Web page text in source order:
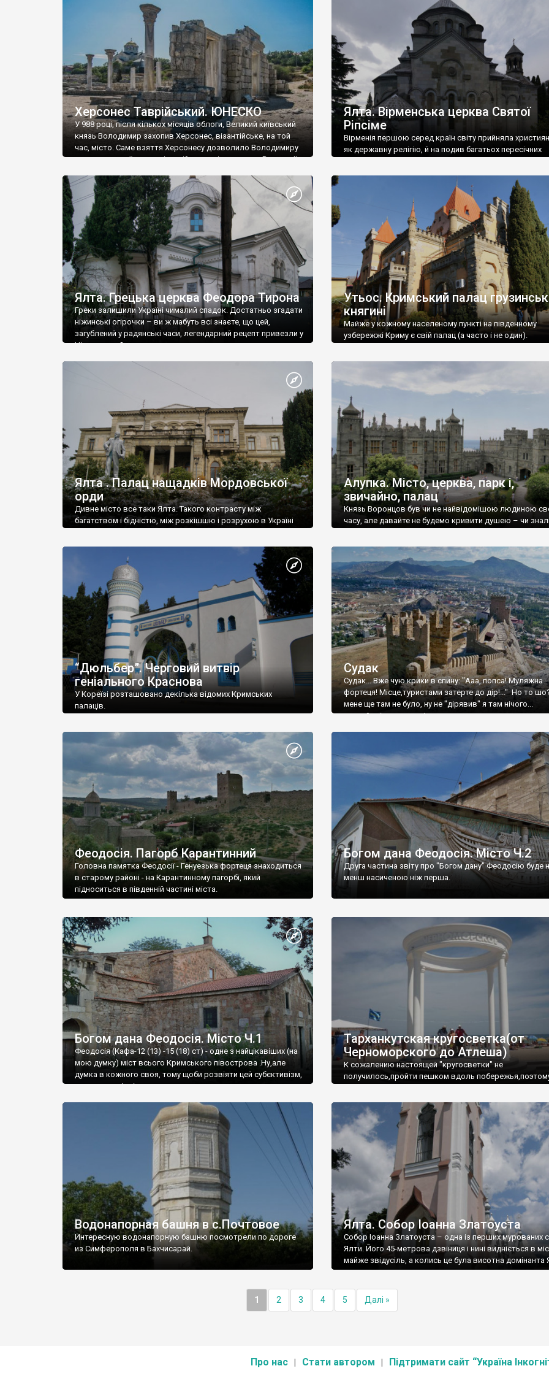
візантійської доби. Раритети викрадені з фондів об’єкту
культурної спадщини ЮНЕСКО «Херсонеса Таврійського».
Офіційно – на виставку «Золото Візантії», але експерти та
влада в Україні вважають це лише […]
називаються «повстяками» (postaki)…” “Вино. Крим
виробляє відмінне вино і його вдосталь: воно все
легке біле і дуже […]
Херсонес Таврійський. ЮНЕСКО
У 988 році, після кількох місяців облоги, Великий київський
князь Володимир захопив Херсонес, візантійське, на той
час, місто. Саме взяття Херсонесу дозволило Володимиру
диктувати свої умови візантійському імператору Василю ІІ,
Херсонесі Володимир-язичник, став Василем-
християнином. А потім було Хрещення Русі. На честь
Херсонесу Таврійського названо місто […]
Ялта. Вірменська церква Святої
Ріпсіме
Вірменія першою серед країн світу прийняла
як державну релігію, й на подив багатьох пересічних
Ялта. Грецька церква Феодора Тирона
Греки залишили Україні чималий спадок. Достатньо згадати
ніжинські огірочки – ви ж мабуть всі знаєте, що цей,
загублений у радянські часи, легендарний рецепт привезли у
Ніжин греки?
Утьос. Кримський палац
княгині
Майже у кожному населеному пункті на південному
узбережжі Криму є свій палац (а часто і не один).
Ялта . Палац нащадків Мордовської
орди
Дивне місто все таки Ялта. Такого контрасту між
багатством і бідністю, між розкішшю і розрухою в Україні
Алупка. Місто, церква, парк і,
звичайно, палац
Князь Воронцов був чи не найвідомішою людиною
часу, але давайте не будемо кривити душею – чи
“Дюльбер”. Черговий витвір
геніального Краснова
У Кореїзі розташовано декілька відомих Кримських
палаців.
Судак
Судак... Вже чую крики в спину: "Ааа, попса! Муляжна
фортеця! Місце,туристами затерте до дір!..." Но то
мене ще там не було, ну не "дірявив" я там нічого...
принаймні до цього літа.
Феодосія. Пагорб Карантинний
Головна памятка Феодосії - Генуезька фортеця знаходиться
в старому районі - на Карантинному пагорбі, який
підноситься в південній частині міста.
Богом дана Феодосія. Місто Ч.2
Друга частина звіту про "Богом дану" Феодосію буде
менш насиченою ніж перша.
Богом дана Феодосія. Місто Ч.1
Феодосія (Кафа-12 (13) -15 (18) ст) - одне з найцікавіших (на
мою думку) міст всього Кримського півострова .Ну,але
думка в кожного своя, тому щоби розвіяти цей субєктивізм,
запрошую відвідати це
Тарханкутская кругосветка(от
Черноморского до Атлеша)
К сожалению настоящей "кругосветки" не
получилось,пройти пешком вдоль
Водонапорная башня в с.Почтовое
Интересную водонапорную башню посмотрели по дороге
из Симферополя в Бахчисарай.
Ялта. Собор Іоанна Златоуста
Собор Іоанна Златоуста – одна із перших мурованих
Ялти. Його 45-метрова дзвіниця і нині видніється в
майже звідусіль, а колись це була висотна домінанта
1 2 3 4 5 Далі »
Про нас Стати автором Підтримати сайт “Україна